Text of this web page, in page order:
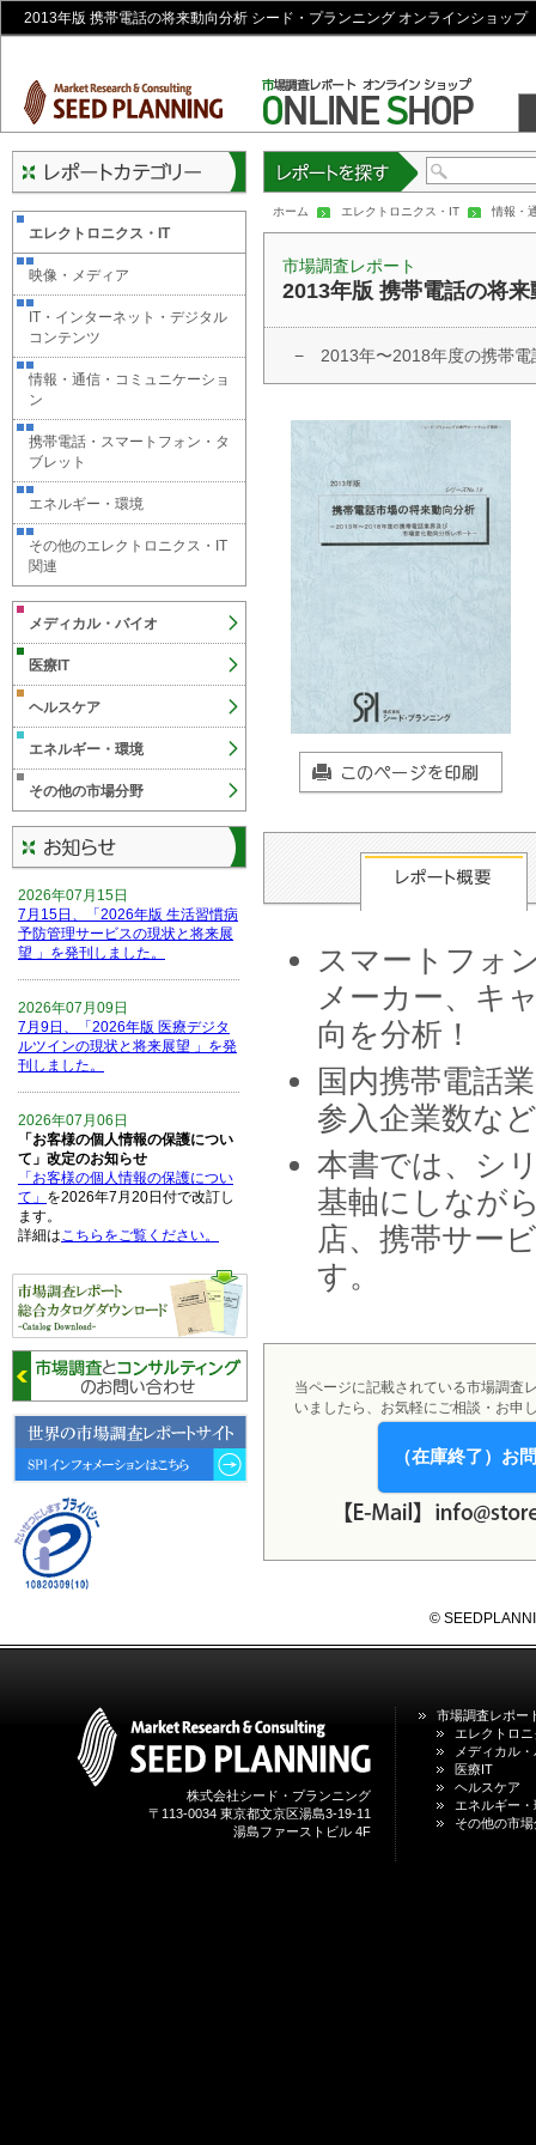
2013年版 携帯電話の将来動向分析 シード・プランニング オンラインショップ
ホーム エレクトロニクス・IT 情報・
市場調査レポート
2013年版 携帯電話の将来
− 2013年〜2018年度の携帯
スマートフォ
メーカー、キ
向を分析！
国内携帯電話
参入企業数な
本書では、シ
基軸にしなが
店、携帯サー
す。
当ページに記載されている市場調査
いましたら、お気軽にご相談・お申
（在庫終了）お
エレクトロニクス・IT
映像・メディア
IT・インターネット・デジタル
コンテンツ
情報・通信・コミュニケーショ
ン
携帯電話・スマートフォン・タ
ブレット
エネルギー・環境
その他のエレクトロニクス・IT
関連
メディカル・バイオ
医療IT
ヘルスケア
エネルギー・環境
その他の市場分野
2026年07月15日
7月15日、「2026年版 生活習慣病
予防管理サービスの現状と将来展
望 」を発刊しました。
2026年07月09日
7月9日、「2026年版 医療デジタ
ルツインの現状と将来展望 」を発
刊しました。
2026年07月06日
「お客様の個人情報の保護につい
て」改定のお知らせ
「お客様の個人情報の保護につい
て」 を2026年7月20日付で改訂し
ます。
詳細はこちらをご覧ください。
2026年06月15日
6月15日、「中国の医療保険医薬
品リスト 」を発刊しました。
2026年06月01日
6月1日、「2026-27年版 5G SA、
6GにおけるIoT／サービス市場の
動向 」を発刊しました。
2026年04月30日
4月30日、「2026年版 オンライン
診療サービスの現状と将来展望 」
を発刊しました。
認知症ケア支援サービスの現状と
2026年01月13日
1月13日、「営業支援DXにおける
名刺管理サービスの最新動向2026
」を発刊しました。
©
株式会社シード・プランニング
〒113-0034 東京都文京区湯島3-19-11
湯島ファーストビル 4F
市場調査レポー
エレクトロ
メディカル
医療IT
ヘルスケア
エネルギー
その他の市